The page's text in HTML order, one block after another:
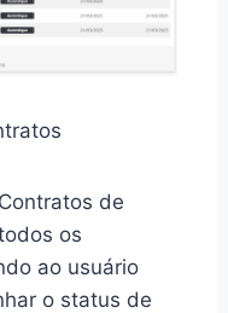
de
os
ao usuário
o status de